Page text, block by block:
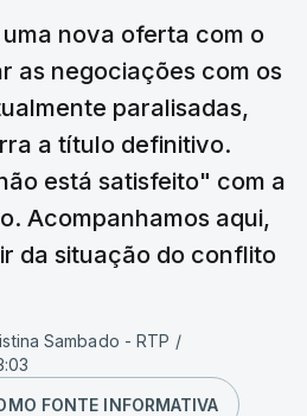
nova oferta com o
as negociações com os
paralisadas,
a título definitivo.
está satisfeito" com a
Acompanhamos aqui,
da situação do conflito
Sambado - RTP /
FONTE INFORMATIVA